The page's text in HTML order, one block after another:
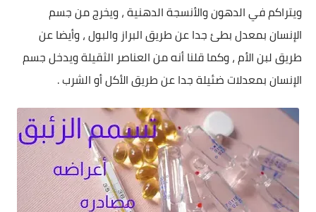
ويتراكم في الدهون والأنسجة الدهنية ، ويخرج من جسم
الإنسان بمعدل بطئ جدا عن طريق البراز والبول ، وأيضا عن
طريق لبن الأم ، وكما قلنا أنه من العناصر الثقيلة ويدخل جسم
الإنسان بمعدلات ضئيلة جدا عن طريق الأكل أو الشرب .